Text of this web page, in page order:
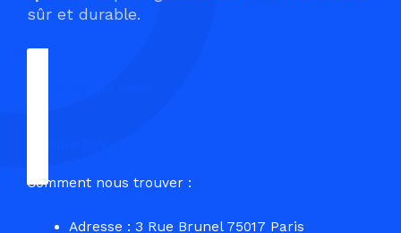
sûr et durable.
Comment nous trouver :
Adresse : 3 Rue Brunel 75017 Paris